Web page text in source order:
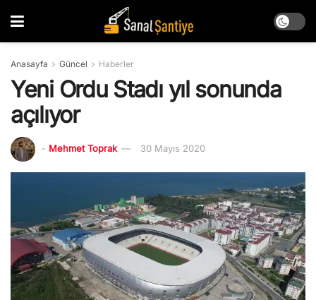
Anasayfa Güncel Haberler
Yeni Ordu Stadı yıl sonunda
açılıyor
- Mehmet Toprak 30 Mayıs 2020